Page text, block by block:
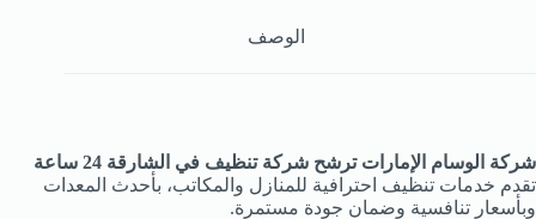
الوصف
شركة الوسام الإمارات ترشح شركة تنظيف في الشارقة 24 ساعة
تقدم خدمات تنظيف احترافية للمنازل والمكاتب، بأحدث المعدات
وبأسعار تنافسية وضمان جودة مستمرة.